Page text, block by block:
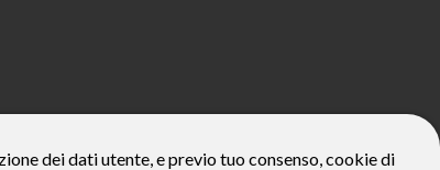
dei dati utente, e previo tuo consenso, cookie di